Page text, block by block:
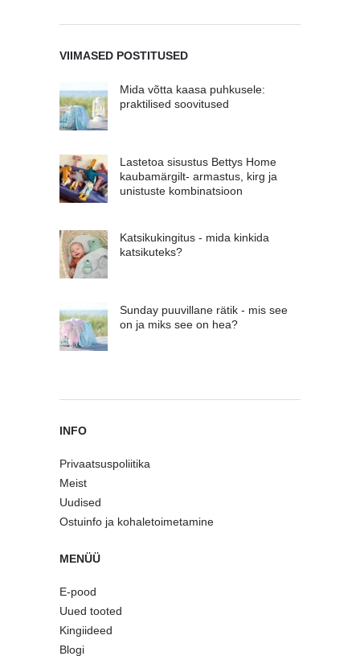
VIIMASED POSTITUSED
Mida võtta kaasa puhkusele:
praktilised soovitused
Lastetoa sisustus Bettys Home
kaubamärgilt- armastus, kirg ja
unistuste kombinatsioon
Katsikukingitus - mida kinkida
katsikuteks?
Sunday puuvillane rätik - mis see
on ja miks see on hea?
INFO
Privaatsuspoliitika
Meist
Uudised
Ostuinfo ja kohaletoimetamine
MENÜÜ
E-pood
Uued tooted
Kingiideed
Blogi